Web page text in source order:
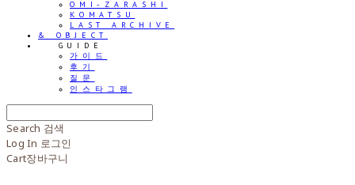
OMI-ZARASHI
KOMATSU
LAST ARCHIVE
& OBJECT
⠀⠀GUIDE
가이드
후기
질문
인스타그램
Search 검색
Log In 로그인
Cart장바구니